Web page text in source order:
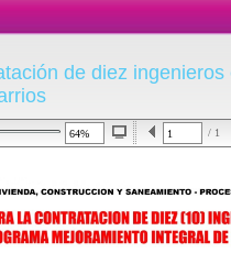
de diez
/ 1